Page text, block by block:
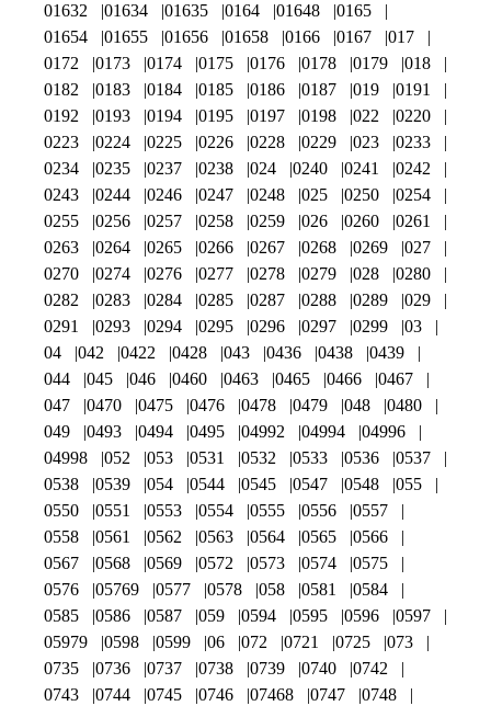
01632 01634 01635 0164 01648
0165
01654
01655 01656 01658 0166 0167
017
0172
0173 0174 0175 0176 0178 0179
018
0182
0183 0184 0185 0186 0187 019
0191
0192
0193 0194 0195 0197 0198 022
0220
0223
0224 0225 0226 0228 0229 023
0233
0234
0235 0237 0238 024 0240 0241
0242
0243
0244 0246 0247 0248 025 0250
0254
0255
0256 0257 0258 0259 026 0260
0261
0263
0264 0265 0266 0267 0268 0269
027
0270
0274 0276 0277 0278 0279 028
0280
0282
0283 0284 0285 0287 0288 0289
029
0291
0293 0294 0295 0296 0297 0299
03
04
042 0422 0428 043 0436 0438
0439
044
045 046 0460 0463 0465 0466
0467
047
0470 0475 0476 0478 0479 048
0480
049
0493 0494 0495 04992 04994
04996
04998
052 053 0531 0532 0533 0536
0537
0538
0539 054 0544 0545 0547 0548
055
0550
0551 0553 0554 0555 0556
0557
0558
0561 0562 0563 0564 0565
0566
0567
0568 0569 0572 0573 0574
0575
0576
05769 0577 0578 058 0581
0584
0585
0586 0587 059 0594 0595 0596
0597
05979
0598 0599 06 072 0721 0725
073
0735
0736 0737 0738 0739 0740
0742
0743
0744 0745 0746 07468 0747
0748